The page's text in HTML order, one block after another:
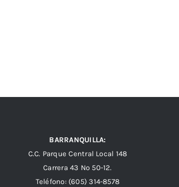
BARRANQUILLA:
C.C. Parque Central Local 148
Carrera 43 Nº 50-12.
Teléfono: (605) 314-8578